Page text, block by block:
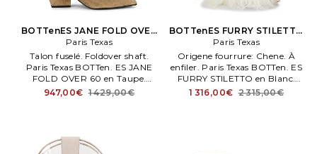
BOTTenES JANE FOLD OVER
60 en Taupe
Paris Texas
Talon fuselé. Foldover shaft.
Paris Texas BOTTen. ES JANE
FOLD OVER 60 en Taupe.
Measures approx 65mm/ 2.5
947,00€ 1 429,00€
BOTTenES FURRY STILETTO
en Blanc
Paris Texas
Origene fourrure: Chene. À
enfiler. Paris Texas BOTTen. ES
FURRY STILETTO en Blanc.
Cuchioned leather footbed and
1 316,00€ 2 315,00€